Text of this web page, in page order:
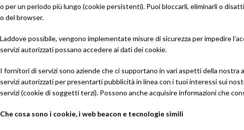
o per un periodo più lungo (cookie persistenti). Puoi bloccarli, eliminarli o
o del browser.
Laddove possibile, vengono implementate misure di sicurezza per impedire
servizi autorizzati possano accedere ai dati dei cookie.
I fornitori di servizi sono aziende che ci supportano in vari aspetti della
servizi autorizzati per presentarti pubblicità in linea con i tuoi interessi sui
servizi (cookie di soggetti terzi). Possono anche acquisire informazioni che
Che cosa sono i cookie, i web beacon e tecnologie simili